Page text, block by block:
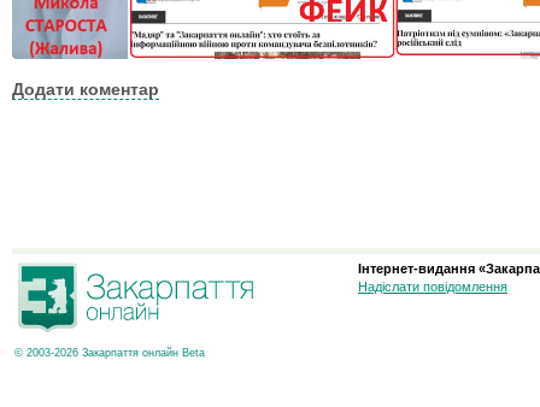
Додати коментар
© 2003-2026 Закарпаття онлайн Beta
Інтернет-видання
Надіслати повідомлення